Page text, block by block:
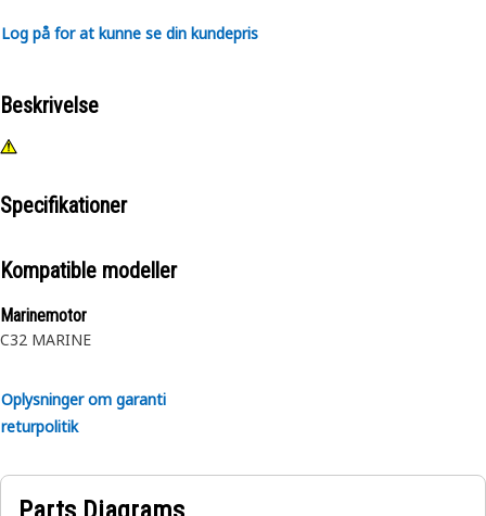
Log på for at kunne se din kundepris
Beskrivelse
Specifikationer
Kompatible modeller
Marinemotor
C32 MARINE
Oplysninger om garanti
returpolitik